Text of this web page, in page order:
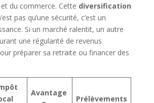
du commerce. Cette diversification
pas qu’une sécurité, c’est un
Si un marché ralentit, un autre
une régularité de revenus
préparer sa retraite ou financer des
Avantage
Prélèvements